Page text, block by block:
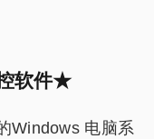
软件★
Windows 电脑系